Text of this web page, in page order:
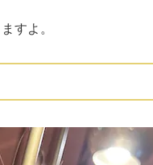
すよ。